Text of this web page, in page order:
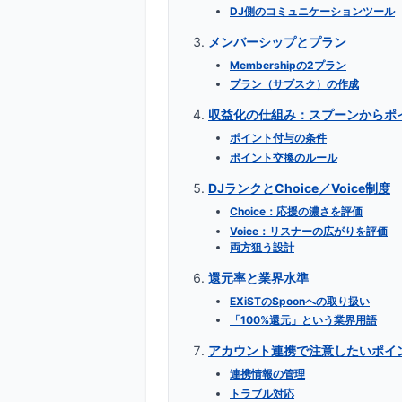
DJ側のコミュニケーションツール
メンバーシップとプラン
Membershipの2プラン
プラン（サブスク）の作成
収益化の仕組み：スプーンからポ
ポイント付与の条件
ポイント交換のルール
DJランクとChoice／Voice制度
Choice：応援の濃さを評価
Voice：リスナーの広がりを評価
両方狙う設計
還元率と業界水準
EXiSTのSpoonへの取り扱い
「100%還元」という業界用語
アカウント連携で注意したいポイ
連携情報の管理
トラブル対応